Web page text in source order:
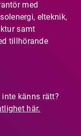
med
elteknik,
samt
tillhörande
känns rätt?
här.